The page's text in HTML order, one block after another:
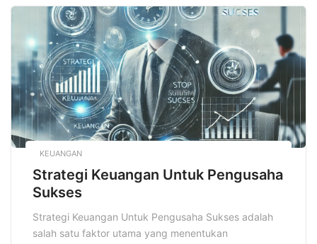
diri. Dengan menjalankan rutinitas yang tepat, siswa
dapat mengatur waktu, meningkatkan fokus, dan
menjaga kesehatan mental serta fisik. […]
KEUANGAN
Strategi Keuangan Untuk Pengusaha
Sukses
Strategi Keuangan Untuk Pengusaha Sukses adalah
salah satu faktor utama yang menentukan